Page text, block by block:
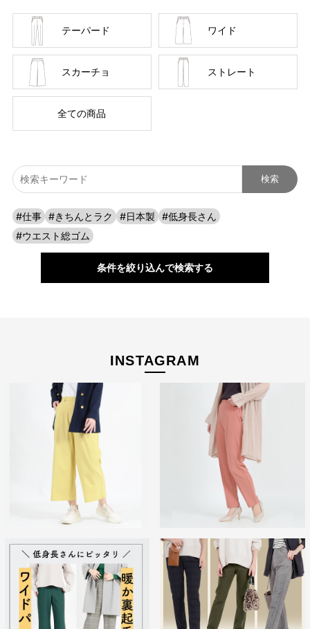
日常と分けず、近所のカフェで過ごす日常も、ふらっと楽し
む旅行先でも、快適に過ごすための商品づくりを目指してい
ます。
本物のスタンダードを
しい毎日をおくる全ての女性にもっと軽やかに、もっと自分
らしくオシャレを楽しんでいただければ嬉しいです。
美しく、はきやすく、長く使える
テーパード ワイド
スカーチョ ストレート
全ての商品
#仕事 #きちんとラク #日本製
#低身長さん
#ウエスト総ゴム
条件を絞り込んで検索する
INSTAGRAM